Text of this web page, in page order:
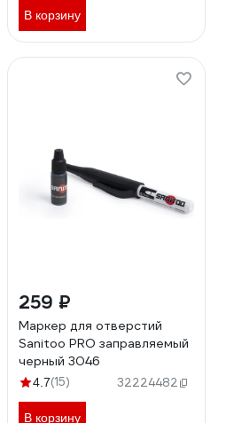
В корзину
259 ₽
Маркер для отверстий
Sanitoo PRO заправляемый
черный 3046
4.7(15) 32224482
В корзину